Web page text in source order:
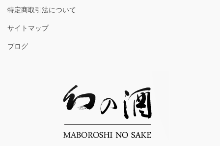
特定商取引法について
サイトマップ
ブログ